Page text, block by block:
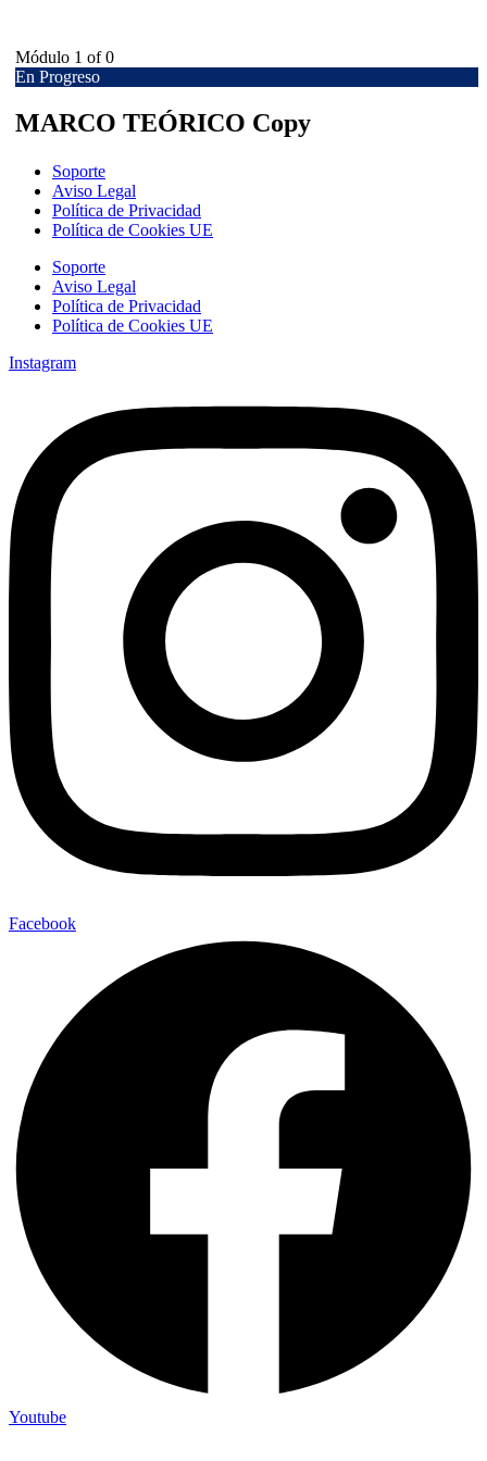
Módulo 1of 0
En Progreso
MARCO TEÓRICO Copy
Soporte
Aviso Legal
Política de Privacidad
Política de Cookies UE
Soporte
Aviso Legal
Política de Privacidad
Política de Cookies UE
Instagram
Facebook
Youtube